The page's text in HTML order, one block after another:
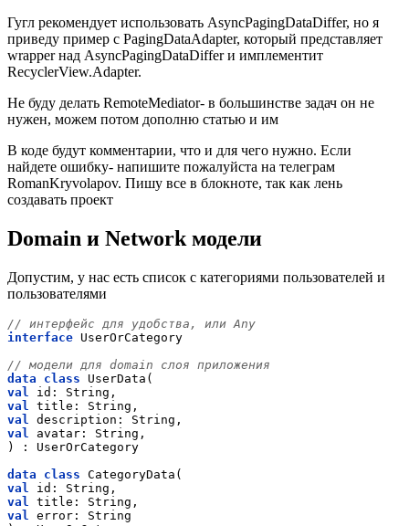
Гугл рекомендует использовать AsyncPagingDataDiffer, но я
приведу пример с PagingDataAdapter, который представляет
wrapper над AsyncPagingDataDiffer и имплементит
RecyclerView.Adapter.
Не буду делать RemoteMediator- в большинстве задач он не
нужен, можем потом дополню статью и им
В коде будут комментарии, что и для чего нужно. Если
найдете ошибку- напишите пожалуйста на телеграм
RomanKryvolapov. Пишу все в блокноте, так как лень
создавать проект
Domain и Network модели
Допустим, у нас есть список с категориями пользователей и
пользователями
// интерфейс для удобства, или Any
interface UserOrCategory
// модели для domain слоя приложения
data
class UserData(
val
id: String,
val
title: String,
val
description: String,
val
avatar: String,
) : UserOrCategory
data
class CategoryData(
val
id: String,
val
title: String,
val
error: String